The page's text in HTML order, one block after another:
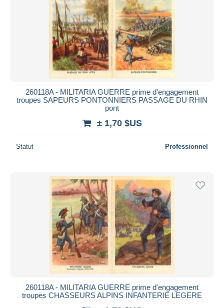
260118A - MILITARIA GUERRE prime d'engagement
troupes SAPEURS PONTONNIERS PASSAGE DU RHIN
pont
± 1,70 $US
Statut Professionnel
260118A - MILITARIA GUERRE prime d'engagement
troupes CHASSEURS ALPINS INFANTERIE LEGERE